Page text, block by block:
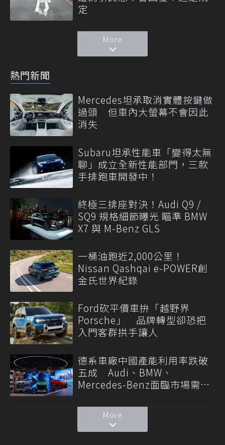
定
More
熱門新聞
Mercedes坦承取消實體按鍵做
過頭 但車內大螢幕不會因此
消失
Subaru坦承性能車「變得太無
聊」成立全新性能部門，三款
手排跑車開發中！
終極三排座對決！Audi Q9 /
SQ9 規格細節曝光 瞄準 BMW
X7 與 M-Benz GLS
一桶油跑近2,000公里！
Nissan Qashqai e-POWER創
金氏世界紀錄
Ford砍平價車拚「越野界
Porsche」 品牌轉型卻恐把
入門客群拱手讓人
德系車廠中國產能利用率跌破
五成 Audi、BMW、
Mercedes-Benz面臨市場需求
More